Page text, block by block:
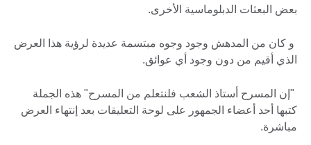
بعض البعثات الدبلوماسية الأخرى.
و كان من المدهش وجود وجوه مبتسمة عديدة لرؤية هذا العرض
الذي أقيم من دون وجود أي عوائق.
"إن المسرح أستاذ الشعب فلنتعلم من المسرح" هذه الجملة
كتبها أحد أعضاء الجمهور على لوحة التعليقات بعد إنتهاء العرض
مباشرة.